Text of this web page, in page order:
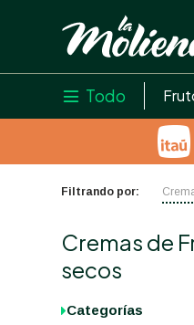
 Todo
Filtrando por:
Cremas de
secos
Categorías
close